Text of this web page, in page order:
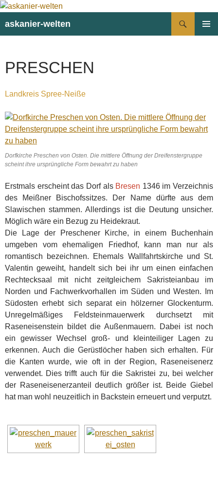
askanier-welten
PRESCHEN
Landkreis Spree-Neiße
Dorfkirche Preschen von Osten. Die mittlere Öffnung der Dreifenstergruppe
scheint ihre ursprüngliche Form bewahrt zu haben
Erstmals erscheint das Dorf als Bresen 1346 im Verzeichnis
des Meißner Bischofssitzes. Der Name dürfte aus dem
Slawischen stammen. Allerdings ist die Deutung unsicher.
Möglich wäre ein Bezug zu Heidekraut.
Die Lage der Preschener Kirche, in einem Buchenhain
umgeben vom ehemaligen Friedhof, kann man nur als
romantisch bezeichnen. Ehemals Wallfahrtskirche und St.
Valentin geweiht, handelt sich bei ihr um einen einfachen
Rechtecksaal mit nicht zeitgleichem Sakristeianbau im
Norden und Fachwerkvorhallen im Süden und Westen. Im
Südosten erhebt sich separat ein hölzerner Glockenturm.
Unregelmäßiges Feldsteinmauerwerk durchsetzt mit
Raseneisenstein bildet die Außenmauern. Dabei ist noch
ein gewisser Wechsel groß- und kleinteiliger Lagen zu
erkennen. Auch die Gerüstlöcher haben sich erhalten. Für
die Kanten wurde, wie oft in der Region, Raseneisenerz
verwendet. Dies trifft auch für die Sakristei zu, bei welcher
der Raseneisenerzanteil deutlich größer ist. Beide Giebel
hat man wohl neuzeitlich in Backstein erneuert und verputzt.